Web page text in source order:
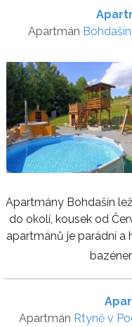
Apartmán Bohdašín
Apartmány Bohdašín
do okolí, kousek od
apartmánů je parádní a
Apartmán Rtyně v